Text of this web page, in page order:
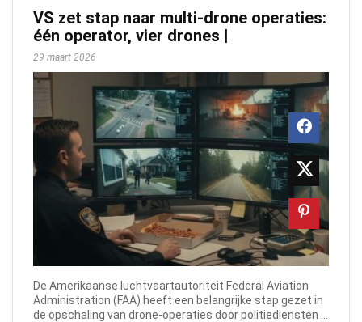
VS zet stap naar multi-drone operaties:
één operator, vier drones |
29 maart 2026
De Amerikaanse luchtvaartautoriteit Federal Aviation
Administration (FAA) heeft een belangrijke stap gezet in
de opschaling van drone-operaties door politiediensten ...